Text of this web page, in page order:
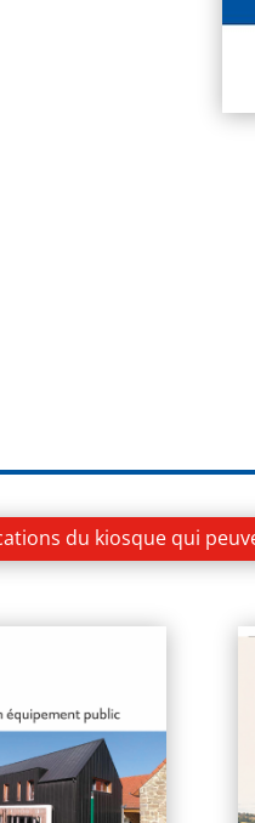
du kiosque qui